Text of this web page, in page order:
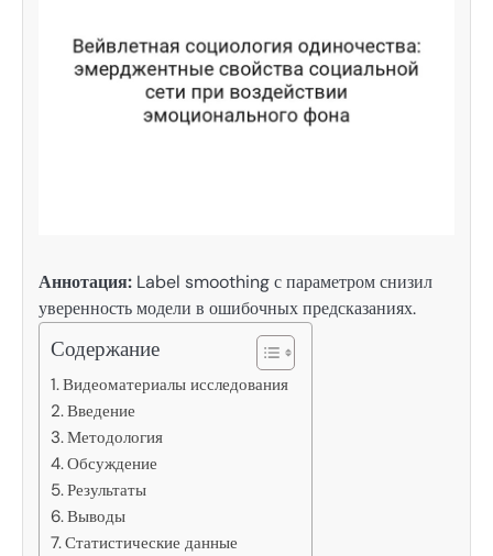
Аннотация: Label smoothing с параметром снизил
уверенность модели в ошибочных предсказаниях.
Содержание
Видеоматериалы исследования
Введение
Методология
Обсуждение
Результаты
Выводы
Статистические данные